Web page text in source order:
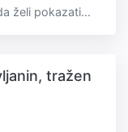
želi pokazati...
tražen